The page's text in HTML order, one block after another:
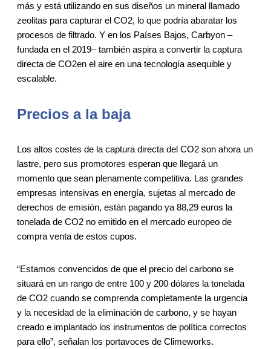
más y está utilizando en sus diseños un mineral llamado
zeolitas para capturar el CO2, lo que podría abaratar los
procesos de filtrado. Y en los Países Bajos, Carbyon –
fundada en el 2019– también aspira a convertir la captura
directa de CO2en el aire en una tecnología asequible y
escalable.
Precios a la baja
Los altos costes de la captura directa del CO2 son ahora un
lastre, pero sus promotores esperan que llegará un
momento que sean plenamente competitiva. Las grandes
empresas intensivas en energía, sujetas al mercado de
derechos de emisión, están pagando ya 88,29 euros la
tonelada de CO2 no emitido en el mercado europeo de
compra venta de estos cupos.
“Estamos convencidos de que el precio del carbono se
situará en un rango de entre 100 y 200 dólares la tonelada
de CO2 cuando se comprenda completamente la urgencia
y la necesidad de la eliminación de carbono, y se hayan
creado e implantado los instrumentos de política correctos
para ello”, señalan los portavoces de Climeworks.